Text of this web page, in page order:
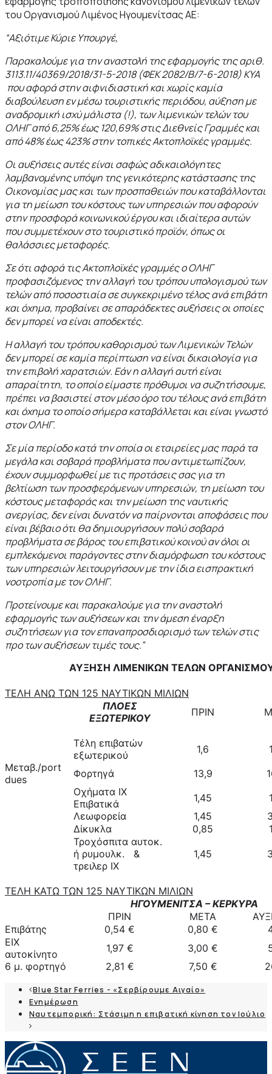
του Οργανισμού Λιμένος Ηγουμενίτσας ΑΕ:
“Αξιότιμε Κύριε Υπουργέ,
Παρακαλούμε για την αναστολή της εφαρμογής της αριθ.
3113.11/40369/2018/31-5-2018 (ΦΕΚ 2082/Β/7-6-2018) ΚΥΑ
που αφορά στην αιφνιδιαστική και χωρίς καμία
διαβούλευση εν μέσω τουριστικής περιόδου, αύξηση με
αναδρομική ισχύ μάλιστα (!), των λιμενικών τελών του
ΟΛΗΓ από 6,25% έως 120,69% στις Διεθνείς Γραμμές και
από 48% έως 423% στην τοπικές Ακτοπλοϊκές γραμμές.
Οι αυξήσεις αυτές είναι σαφώς αδικαιολόγητες
λαμβανομένης υπόψη της γενικότερης κατάστασης της
Οικονομίας μας και των προσπαθειών που καταβάλλονται
για τη μείωση του κόστους των υπηρεσιών που αφορούν
στην προσφορά κοινωνικού έργου και ιδιαίτερα αυτών
που συμμετέχουν στο τουριστικό προϊόν, όπως οι
θαλάσσιες μεταφορές.
Σε ότι αφορά τις Ακτοπλοϊκές γραμμές ο ΟΛΗΓ
προφασιζόμενος την αλλαγή του τρόπου υπολογισμού των
τελών από ποσοστιαία σε συγκεκριμένο τέλος ανά επιβάτη
και όχημα, προβαίνει σε απαράδεκτες αυξήσεις οι οποίες
δεν μπορεί να είναι αποδεκτές.
Η αλλαγή του τρόπου καθορισμού των Λιμενικών Τελών
δεν μπορεί σε καμία περίπτωση να είναι δικαιολογία για
την επιβολή χαρατσιών. Εάν η αλλαγή αυτή είναι
απαραίτητη, το οποίο είμαστε πρόθυμοι να συζητήσουμε,
πρέπει να βασιστεί στον μέσο όρο του τέλους ανά επιβάτη
και όχημα το οποίο σήμερα καταβάλλεται και είναι γνωστό
στον ΟΛΗΓ.
Σε μία περίοδο κατά την οποία οι εταιρείες μας παρά τα
μεγάλα και σοβαρά προβλήματα που αντιμετωπίζουν,
έχουν συμμορφωθεί με τις προτάσεις σας για τη
βελτίωση των προσφερόμενων υπηρεσιών, τη μείωση του
κόστους μεταφοράς και την μείωση της ναυτικής
ανεργίας, δεν είναι δυνατόν να παίρνονται αποφάσεις που
είναι βέβαιο ότι θα δημιουργήσουν πολύ σοβαρά
προβλήματα σε βάρος του επιβατικού κοινού αν όλοι οι
εμπλεκόμενοι παράγοντες στην διαμόρφωση του κόστους
των υπηρεσιών λειτουργήσουν με την ίδια εισπρακτική
νοοτροπία με τον ΟΛΗΓ.
Προτείνουμε και παρακαλούμε για την αναστολή
εφαρμογής των αυξήσεων και την άμεση έναρξη
συζητήσεων για τον επαναπροσδιορισμό των τελών στις
προ των αυξήσεων τιμές τους.”
ΑΥΞΗΣΗ ΛΙΜΕΝΙΚΩΝ ΤΕΛΩΝ
ΤΕΛΗ ΑΝΩ ΤΩΝ 125 ΝΑΥΤΙΚΩΝ ΜΙΛΙΩΝ
ΠΛΟΕΣ
ΕΞΩΤΕΡΙΚΟΥ
ΠΡΙΝ
Τέλη επιβατών
εξωτερικού
1,6
Μεταβ./port
dues
Φορτηγά 13,9
Οχήματα ΙΧ
Επιβατικά
1,45
Λεωφορεία
1,45
Δίκυκλα
0,85
Τροχόσπιτα αυτοκ.
ή ρυμουλκ. &
τρειλερ ΙΧ
1,45
ΤΕΛΗ ΚΑΤΩ ΤΩΝ 125 ΝΑΥΤΙΚΩΝ ΜΙΛΙΩΝ
ΗΓΟΥΜΕΝΙΤΣΑ – ΚΕΡΚΥΡΑ
ΠΡΙΝ
ΜΕΤΑ
Επιβάτης
0,54 € 0,80 €
ΕΙΧ
αυτοκίνητο
1,97 € 3,00 €
6 μ. φορτηγό
2,81 € 7,50 €
Blue Star Ferries - «Σερβίρουμε Αιγαίο»
Ενημέρωση
Ναυτεμπορική: Στάσιμη η επιβατική κίνηση τον Ιούλιο